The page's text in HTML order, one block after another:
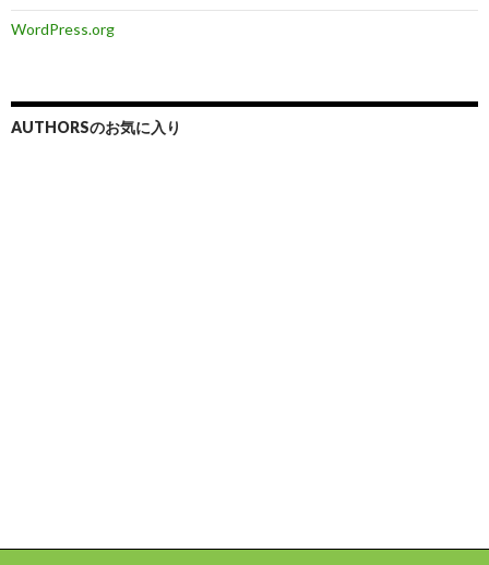
WordPress.org
AUTHORSのお気に入り